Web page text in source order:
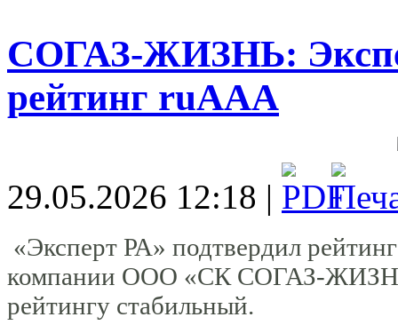
СОГАЗ-ЖИЗНЬ:
рейтинг ruАAA
29.05.2026 12:18 |
«Эксперт РА» подтвердил
компании ООО «СК СОГАЗ-
рейтингу стабильный.